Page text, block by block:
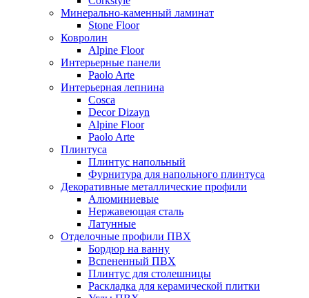
Минерально-каменный ламинат
Stone Floor
Ковролин
Alpine Floor
Интерьерные панели
Paolo Arte
Интерьерная лепнина
Cosca
Decor Dizayn
Alpine Floor
Paolo Arte
Плинтуса
Плинтус напольный
Фурнитура для напольного плинтуса
Декоративные металлические профили
Алюминиевые
Нержавеющая сталь
Латунные
Отделочные профили ПВХ
Бордюр на ванну
Вспененный ПВХ
Плинтус для столешницы
Раскладка для керамической плитки